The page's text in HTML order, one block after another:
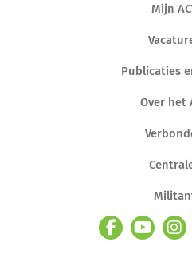
Mijn
Publicaties
Over het